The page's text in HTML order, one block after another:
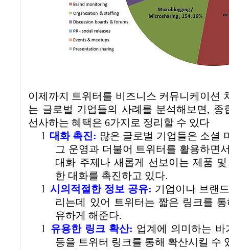
이제까지 트위터를 비즈니스 커뮤니케이션
는 글로벌 기업들의 사례를 분석해보면, 종
선사하는 혜택은 6가지로 정리할 수 있다
l 대화 촉진: 많은 글로벌 기업들은 소셜
그 운영과 더불어 트위터를 활용하면
대화 주제나 새롭게 선보이는 제품
한 대화를 촉진하고 있다.
l 시의적절한 정보 공유: 기업이나 브랜
리는데 있어 트위터는 짧은 링크를
유하게 해준다.
l
유용한 링크 확산: 업계에 의미하는 바
등을 트위터 링크를 통해 확산시킬 수